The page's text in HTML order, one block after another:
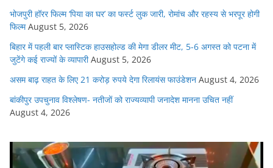
भोजपुरी हॉरर फिल्म ‘पिया का घर’ का फर्स्ट लुक जारी, रोमांच और रहस्य से भरपूर होगी
फिल्म August 5, 2026
बिहार में पहली बार प्लास्टिक हाउसहोल्ड की मेगा डीलर मीट, 5-6 अगस्त को पटना में
जुटेंगे कई राज्यों के व्यापारी August 5, 2026
असम बाढ़ राहत के लिए 21 करोड़ रुपये देगा रिलायंस फाउंडेशन August 4, 2026
बांकीपुर उपचुनाव विश्लेषण- नतीजों को राज्यव्यापी जनादेश मानना उचित नहीं
August 4, 2026